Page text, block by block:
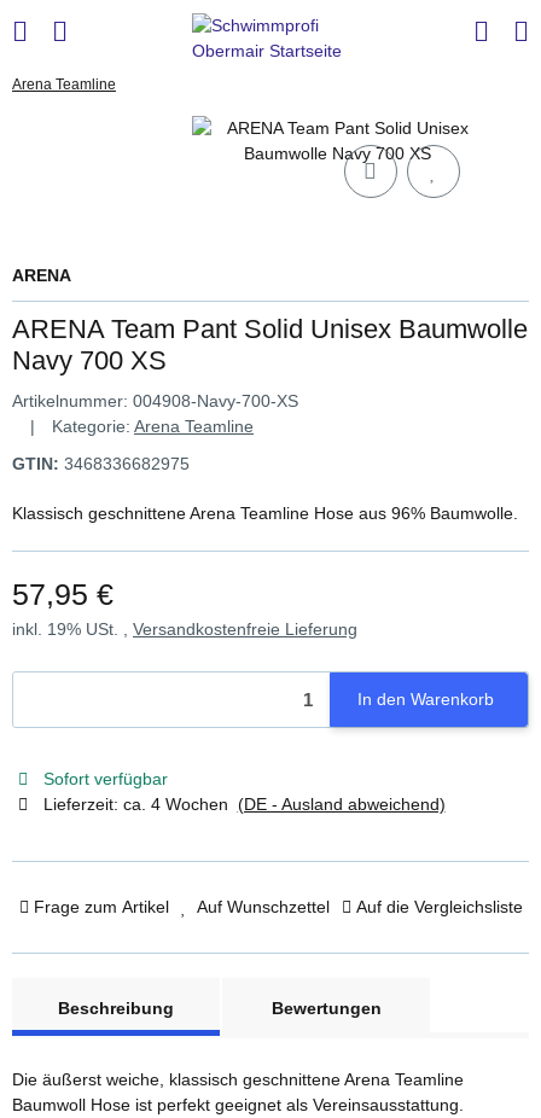
Arena Teamline
ARENA
ARENA Team Pant Solid Unisex Baumwolle
Navy 700 XS
Artikelnummer: 004908-Navy-700-XS
Kategorie: Arena Teamline
GTIN: 3468336682975
Klassisch geschnittene Arena Teamline Hose aus 96% Baumwolle.
57,95 €
inkl. 19% USt. , Versandkostenfreie Lieferung
In den Warenkorb
Sofort verfügbar
Lieferzeit: ca. 4 Wochen (DE - Ausland abweichend)
Frage zum Artikel Auf Wunschzettel Auf die Vergleichsliste
Beschreibung
Bewertungen
Die äußerst weiche, klassisch geschnittene Arena Teamline
Baumwoll Hose ist perfekt geeignet als Vereinsausstattung.